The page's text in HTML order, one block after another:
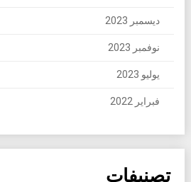
ديسمبر 2023
نوفمبر 2023
يوليو 2023
فبراير 2022
تصنيفات